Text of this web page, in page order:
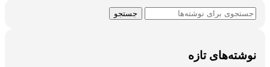
جستجو
نوشته‌های تازه